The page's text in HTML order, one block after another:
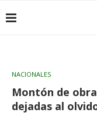
NACIONALES
Montón de
dejadas al